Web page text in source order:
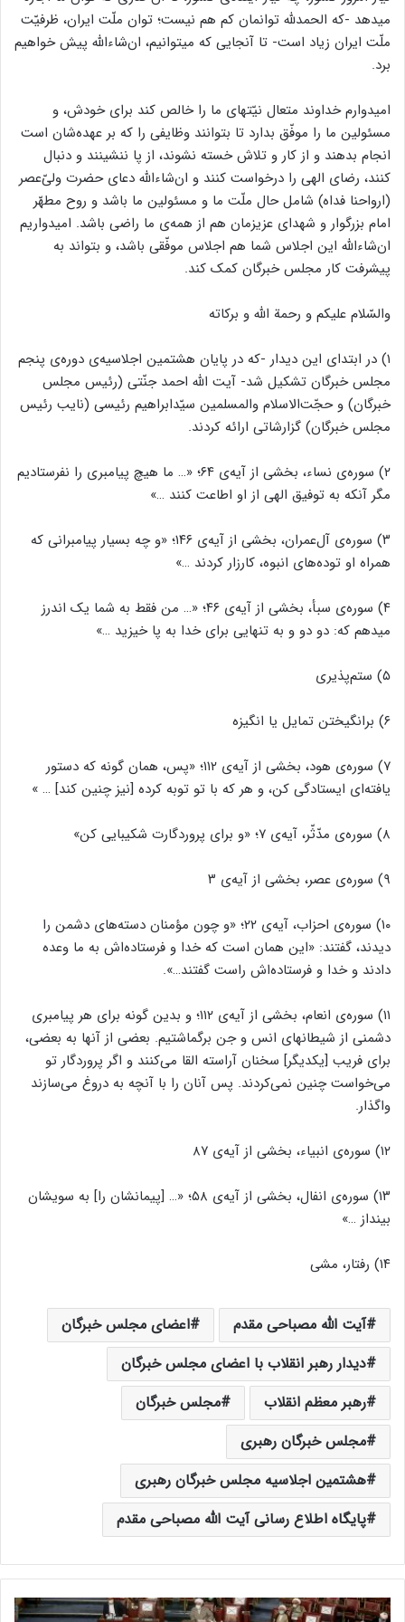
میدهد -که الحمدلله توانمان کم هم نیست؛ توان ملّت ایران، ظرفیّت
ملّت ایران زیاد است- تا آنجایی که میتوانیم، ان‌شاء‌الله پیش خواهیم
برد.
امیدوارم خداوند متعال نیّتهای ما را خالص کند برای خودش، و
مسئولین ما را موفّق بدارد تا بتوانند وظایفی را که بر عهده‌شان است
انجام بدهند و از کار و تلاش خسته نشوند، از پا ننشینند و دنبال
کنند، رضای الهی را درخواست کنند و ان‌شاء‌الله دعای حضرت ولیّ‌عصر
(ارواحنا فداه) شامل حال ملّت ما و مسئولین ما باشد و روح مطهّر
امام بزرگوار و شهدای عزیزمان هم از همه‌ی ما راضی باشد. امیدواریم
ان‌شاء‌الله این اجلاس شما هم اجلاس موفّقی باشد، و بتواند به
پیشرفت کار مجلس خبرگان کمک کند.
والسّلام علیکم و رحمة ‌الله و برکاته
۱) در ابتدای این دیدار -که در پایان هشتمین اجلاسیه‌ی دوره‌ی پنجم
مجلس خبرگان تشکیل شد- آیت الله احمد جنّتی (رئیس مجلس
خبرگان) و حجّت‌الاسلام والمسلمین سیّدابراهیم رئیسی (نایب رئیس
مجلس خبرگان) گزارشاتی ارائه کردند.
۲) سوره‌ی نساء، بخشی از آیه‌ی ۶۴؛ «… ما هیچ پیامبری را نفرستادیم
مگر آنکه به توفیق الهی از او اطاعت کنند …»
۳) سوره‌ی آل‌عمران، بخشی از آیه‌ی ۱۴۶؛ «و چه بسیار پیامبرانی که
همراه او توده‌های انبوه، کارزار کردند …»
۴) سوره‌ی سبأ، بخشی از آیه‌ی ۴۶؛ «… من فقط به شما یک اندرز
میدهم که: دو دو و به تنهایی برای خدا به پا خیزید …»
۵) ستم‌پذیری
۶) برانگیختن تمایل یا انگیزه
۷) سوره‌ی هود، بخشی از آیه‌ی ۱۱۲؛ «پس، همان گونه که دستور
یافته‌ای ایستادگی کن، و هر که با تو توبه کرده [نیز چنین کند] … »
۸) سوره‌ی مدّثّر، آیه‌ی ۷؛ «و برای پروردگارت شکیبایی کن»
۹) سوره‌ی عصر، بخشی از آیه‌ی ۳
۱۰) سوره‌ی احزاب، آیه‌ی ۲۲؛ «و چون مؤمنان دسته‌های دشمن را
دیدند، گفتند: «این همان است که خدا و فرستاده‌اش به ما وعده
دادند و خدا و فرستاده‌اش راست گفتند…».
۱۱) سوره‌ی انعام، بخشی از آیه‌ی ۱۱۲؛ و بدین گونه برای هر پیامبری
دشمنی از شیطانهای انس و جن برگماشتیم. بعضی از آنها به بعضی،
برای فریب [یکدیگر] سخنان آراسته القا می‌کنند و اگر پروردگار تو
می‌خواست چنین نمی‌کردند. پس آنان را با آنچه به دروغ می‌سازند
واگذار.
۱۲) سوره‌ی انبیاء، بخشی از آیه‌ی ۸۷
۱۳) سوره‌ی انفال، بخشی از آیه‌ی ۵۸؛ «… [پیمانشان را] به سویشان
بینداز …»
۱۴) رفتار، مشی
آیت الله مصباحی مقدم
اعضای مجلس خبرگان
دیدار رهبر انقلاب با اعضای مجلس خبرگان
رهبر معظم انقلاب
مجلس خبرگان
مجلس خبرگان رهبری
هشتمین اجلاسیه مجلس خبرگان رهبری
پایگاه اطلاع رسانی آیت الله مصباحی مقدم
گ